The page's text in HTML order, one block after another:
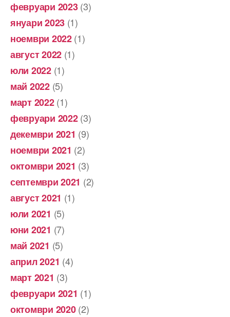
февруари 2023(3)
януари 2023 (1)
ноември 2022(1)
август 2022 (1)
юли 2022(1)
май 2022(5)
март 2022(1)
февруари 2022(3)
декември 2021 (9)
ноември 2021 (2)
октомври 2021 (3)
септември 2021 (2)
август 2021 (1)
юли 2021 (5)
юни 2021 (7)
май 2021 (5)
април 2021 (4)
март 2021 (3)
февруари 2021 (1)
октомври 2020(2)